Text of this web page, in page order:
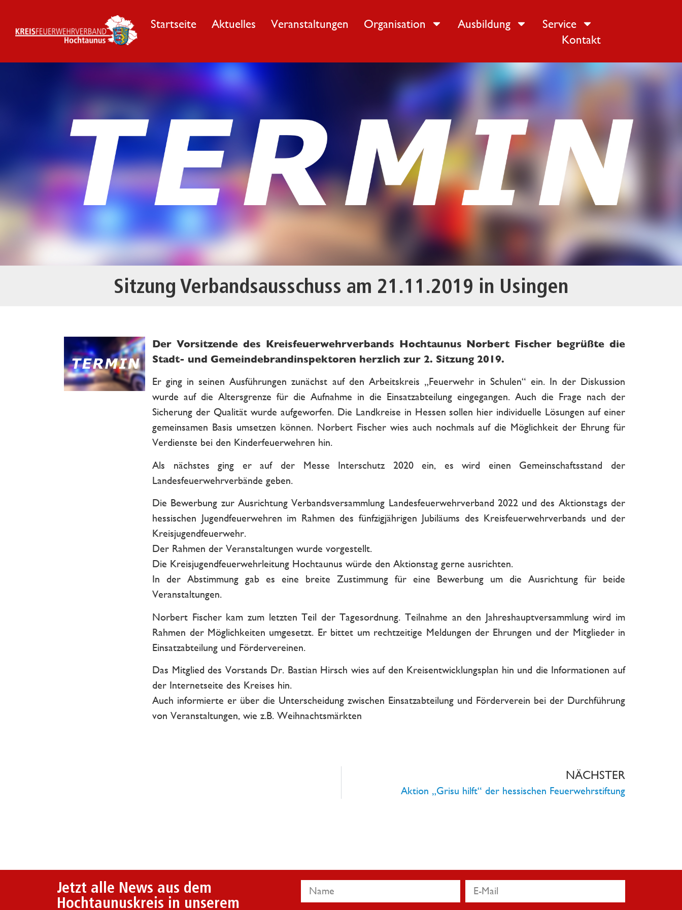
Startseite Aktuelles Veranstaltungen Organisation Ausbildung
Service
Kontakt
Sitzung Verbandsausschuss am 21.11.2019 in Usingen
Der Vorsitzende des Kreisfeuerwehrverbands Hochtaunus Norbert Fischer begrüßte die
Stadt- und Gemeindebrandinspektoren herzlich zur 2. Sitzung 2019.
Er ging in seinen Ausführungen zunächst auf den Arbeitskreis „Feuerwehr in Schulen“ ein. In der Diskussion
wurde auf die Altersgrenze für die Aufnahme in die Einsatzabteilung eingegangen. Auch die Frage nach der
Sicherung der Qualität wurde aufgeworfen. Die Landkreise in Hessen sollen hier individuelle Lösungen auf einer
gemeinsamen Basis umsetzen können. Norbert Fischer wies auch nochmals auf die Möglichkeit der Ehrung für
Verdienste bei den Kinderfeuerwehren hin.
Als nächstes ging er auf der Messe Interschutz 2020 ein, es wird einen Gemeinschaftsstand der
Landesfeuerwehrverbände geben.
Die Bewerbung zur Ausrichtung Verbandsversammlung Landesfeuerwehrverband 2022 und des Aktionstags der
hessischen Jugendfeuerwehren im Rahmen des fünfzigjährigen Jubiläums des Kreisfeuerwehrverbands und der
Kreisjugendfeuerwehr.
Der Rahmen der Veranstaltungen wurde vorgestellt.
Die Kreisjugendfeuerwehrleitung Hochtaunus würde den Aktionstag gerne ausrichten.
In der Abstimmung gab es eine breite Zustimmung für eine Bewerbung um die Ausrichtung für beide
Veranstaltungen.
Norbert Fischer kam zum letzten Teil der Tagesordnung. Teilnahme an den Jahreshauptversammlung wird im
Rahmen der Möglichkeiten umgesetzt. Er bittet um rechtzeitige Meldungen der Ehrungen und der Mitglieder in
Einsatzabteilung und Fördervereinen.
Das Mitglied des Vorstands Dr. Bastian Hirsch wies auf den Kreisentwicklungsplan hin und die Informationen auf
der Internetseite des Kreises hin.
Auch informierte er über die Unterscheidung zwischen Einsatzabteilung und Förderverein bei der Durchführung
von Veranstaltungen, wie z.B. Weihnachtsmärkten
NÄCHSTER
Aktion „Grisu hilft“ der hessischen Feuerwehrstiftung
Jetzt alle News aus dem
Hochtaunuskreis in unserem